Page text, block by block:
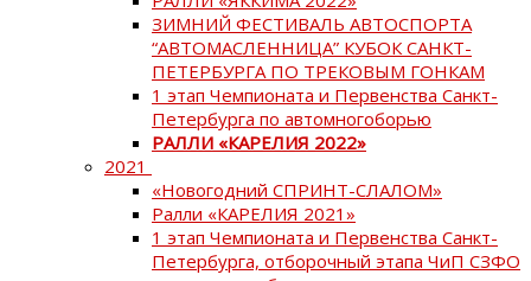
ЗИМНИЙ ФЕСТИВАЛЬ АВТОСПОРТА
“АВТОМАСЛЕННИЦА” КУБОК САНКТ-
ПЕТЕРБУРГА ПО ТРЕКОВЫМ ГОНКАМ
1 этап Чемпионата и Первенства Санкт-
Петербурга по автомногоборью
РАЛЛИ «КАРЕЛИЯ 2022»
2021
«Новогодний СПРИНТ-СЛАЛОМ»
Ралли «КАРЕЛИЯ 2021»
1 этап Чемпионата и Первенства Санкт-
Петербурга, отборочный этапа ЧиП СЗФО